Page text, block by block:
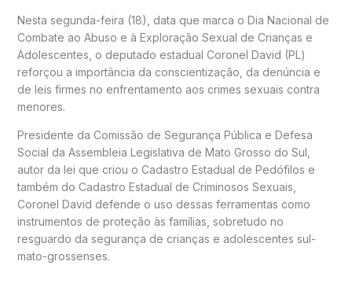
Nesta segunda-feira (18), data que marca o Dia Nacional de
Combate ao Abuso e à Exploração Sexual de Crianças e
Adolescentes, o deputado estadual Coronel David (PL)
reforçou a importância da conscientização, da denúncia e
de leis firmes no enfrentamento aos crimes sexuais contra
menores.
Presidente da Comissão de Segurança Pública e Defesa
Social da Assembleia Legislativa de Mato Grosso do Sul,
autor da lei que criou o Cadastro Estadual de Pedófilos e
também do Cadastro Estadual de Criminosos Sexuais,
Coronel David defende o uso dessas ferramentas como
instrumentos de proteção às famílias, sobretudo no
resguardo da segurança de crianças e adolescentes sul-
mato-grossenses.